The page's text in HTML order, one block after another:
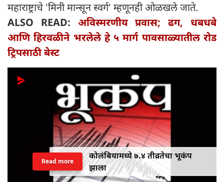
महाराष्ट्राचे 'मिनी मान्सून स्वर्ग' म्हणूनही ओळखले जाते.
ALSO READ: अविस्मरणीय प्रवास; ढग, धबधबे
आणि हिरवळीने भरलेले हे ५ मार्ग पावसाळ्यातील रोड
ट्रिपसाठी बेस्ट
कोलंबियामध्ये ७.४ तीव्रतेचा भूकंप
झाला
Read more